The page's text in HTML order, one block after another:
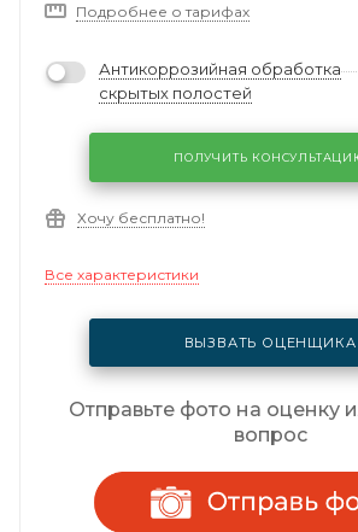
Подробнее о тарифах
Антикоррозийная обработка
скрытых полостей
ПОЛУЧИТЬ
Хочу бесплатно!
Все характеристики
ВЫЗВАТЬ ОЦЕНЩИКА
Отправьте фото на оценку
вопрос